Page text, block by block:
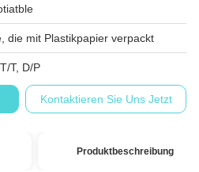
die mit Plastikpapier verpackt
T, D/P
Kontaktieren Sie Uns Jetzt
Produktbeschreibung